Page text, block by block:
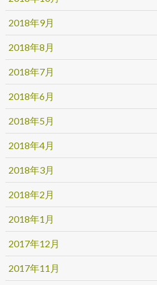
2018年9月
2018年8月
2018年7月
2018年6月
2018年5月
2018年4月
2018年3月
2018年2月
2018年1月
2017年12月
2017年11月